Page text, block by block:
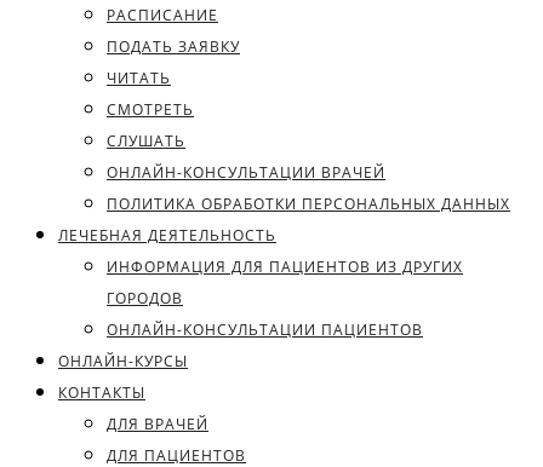
РАСПИСАНИЕ
ПОДАТЬ ЗАЯВКУ
ЧИТАТЬ
СМОТРЕТЬ
СЛУШАТЬ
ОНЛАЙН-КОНСУЛЬТАЦИИ ВРАЧЕЙ
ПОЛИТИКА ОБРАБОТКИ ПЕРСОНАЛЬНЫХ ДАННЫХ
ЛЕЧЕБНАЯ ДЕЯТЕЛЬНОСТЬ
ИНФОРМАЦИЯ ДЛЯ ПАЦИЕНТОВ ИЗ ДРУГИХ
ГОРОДОВ
ОНЛАЙН-КОНСУЛЬТАЦИИ ПАЦИЕНТОВ
ОНЛАЙН-КУРСЫ
КОНТАКТЫ
ДЛЯ ВРАЧЕЙ
ДЛЯ ПАЦИЕНТОВ